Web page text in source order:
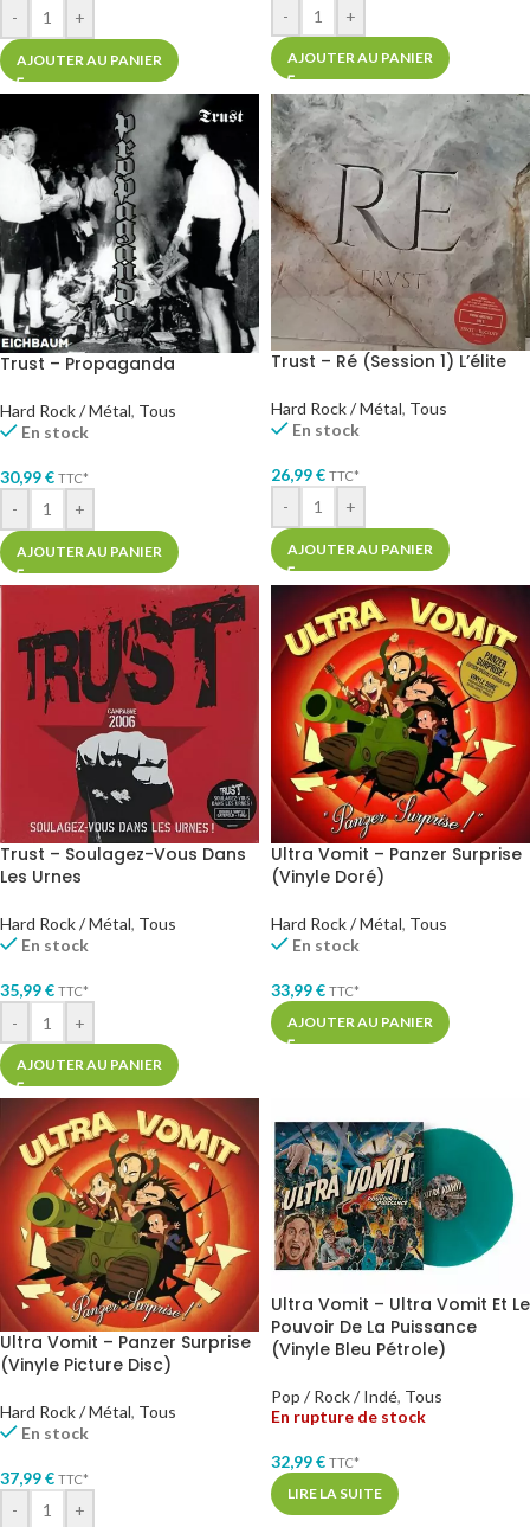
- +
AJOUTER AU PANIER
- +
AJOUTER AU PANIER
Trust – Propaganda
Hard Rock / Métal, Tous
En stock
30,99€ TTC*
- +
AJOUTER AU PANIER
Trust – Ré (Session 1) L’élite
Hard Rock / Métal, Tous
En stock
26,99€ TTC*
- +
AJOUTER AU PANIER
Trust – Soulagez-Vous Dans
Les Urnes
Hard Rock / Métal, Tous
En stock
35,99€ TTC*
- +
AJOUTER AU PANIER
Ultra Vomit – Panzer Surprise
(Vinyle Doré)
Hard Rock / Métal, Tous
En stock
33,99€ TTC*
AJOUTER AU PANIER
Ultra Vomit – Panzer Surprise
(Vinyle Picture Disc)
Hard Rock / Métal, Tous
En stock
37,99€ TTC*
- +
Ultra Vomit – Ultra Vomit Et Le
Pouvoir De La Puissance
(Vinyle Bleu Pétrole)
Pop / Rock / Indé, Tous
En rupture de stock
32,99€ TTC*
LIRE LA SUITE